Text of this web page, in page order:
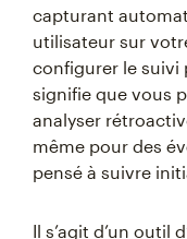
capturant
utilisateur sur
configurer le suivi
signifie que vous
analyser
même pour des
pensé à suivre
Il s’agit d’un outil